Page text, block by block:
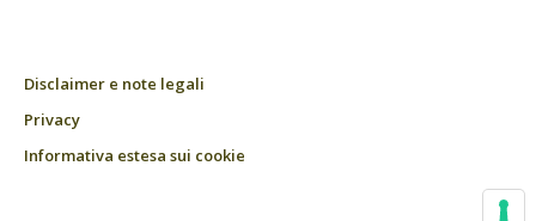
Disclaimer e note legali
Privacy
Informativa estesa sui cookie